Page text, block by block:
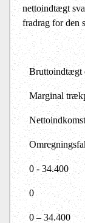
nettoindtægt
fradrag for den
Bruttoindtægt
Marginal
0 - 34.400
0
0 – 34.400